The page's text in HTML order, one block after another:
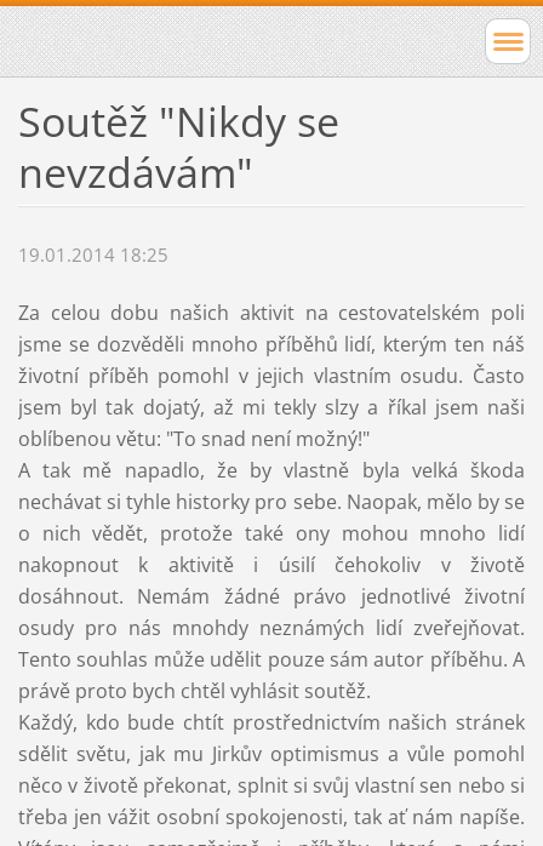
Soutěž "Nikdy se
nevzdávám"
19.01.2014 18:25
Za celou dobu našich aktivit na cestovatelském poli
jsme se dozvěděli mnoho příběhů lidí, kterým ten náš
životní příběh pomohl v jejich vlastním osudu. Často
jsem byl tak dojatý, až mi tekly slzy a říkal jsem naši
oblíbenou větu: "To snad není možný!"
A tak mě napadlo, že by vlastně byla velká škoda
nechávat si tyhle historky pro sebe. Naopak, mělo by se
o nich vědět, protože také ony mohou mnoho lidí
nakopnout k aktivitě i úsilí čehokoliv v životě
dosáhnout. Nemám žádné právo jednotlivé životní
osudy pro nás mnohdy neznámých lidí zveřejňovat.
Tento souhlas může udělit pouze sám autor příběhu. A
právě proto bych chtěl vyhlásit soutěž.
Každý, kdo bude chtít prostřednictvím našich stránek
sdělit světu, jak mu Jirkův optimismus a vůle pomohl
něco v životě překonat, splnit si svůj vlastní sen nebo si
třeba jen vážit osobní spokojenosti, tak ať nám napíše.